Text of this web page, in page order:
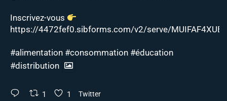
Inscrivez-vous
https://4472fef0.sibforms.com/v2/serve/
#alimentation #consommation #éducation
#distribution
1 1 Twitter